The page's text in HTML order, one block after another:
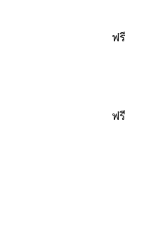
ฟรี
ฟรี